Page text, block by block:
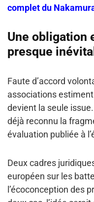
complet du
Une obligation
presque
Faute d’accord
associations
devient la seule
déjà reconnu la
évaluation publiée à
Deux cadres
européen sur les
l’écoconception des